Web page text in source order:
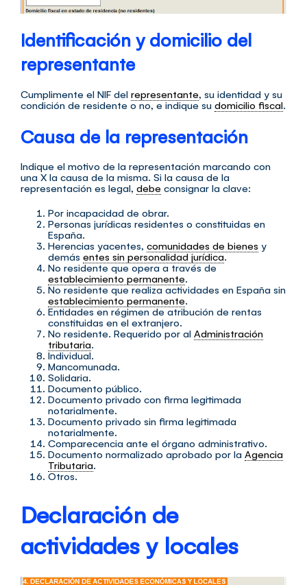
Identificación y domicilio del
representante
Cumplimente el NIF del representante , su identidad y su
condición de residente o no, e indique su domicilio fiscal
Causa de la representación
Indique el motivo de la representación marcando con
una X la causa de la misma. Si la causa de la
representación es legal, debe consignar la clave:
Por incapacidad de obrar.
Personas jurídicas residentes o constituidas en
España.
Herencias yacentes, comunidades de bienes y
demás entes sin personalidad jurídica.
No residente que opera a través de
establecimiento permanente.
No residente que realiza actividades en España sin
establecimiento permanente.
Entidades en régimen de atribución de rentas
constituidas en el extranjero.
No residente. Requerido por al Administración
tributaria.
Individual.
Mancomunada.
Solidaria.
Documento público.
Documento privado con firma legitimada
notarialmente.
Documento privado sin firma legitimada
notarialmente.
Comparecencia ante el órgano administrativo.
Documento normalizado aprobado por la Agencia
Tributaria.
Otros.
Declaración de
actividades y locales